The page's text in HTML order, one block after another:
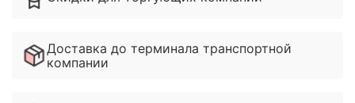
Доставка до терминала транспортной
компании